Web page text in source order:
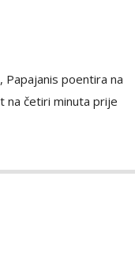
poentira na
na četiri minuta prije